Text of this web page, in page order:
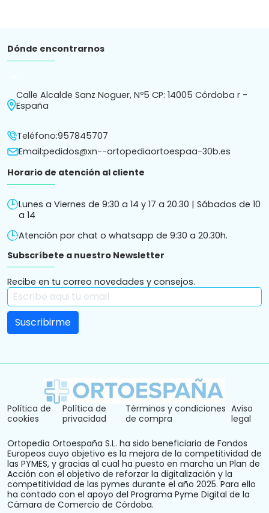
Dónde encontrarnos
Calle Alcalde Sanz Noguer, Nº5 CP: 14005 Córdoba r -
España
Teléfono:957845707
Email:pedidos@xn--ortopediaortoespaa-30b.es
Horario de atención al cliente
Lunes a Viernes de 9:30 a 14 y 17 a 20.30 | Sábados de 10
a 14
Atención por chat o whatsapp de 9:30 a 20.30h.
Subscríbete a nuestro Newsletter
Recibe en tu correo novedades y consejos.
Política de
cookies
Política de
privacidad
Términos y condiciones
de compra
Aviso
legal
Ortopedia Ortoespaña S.L. ha sido beneficiaria de Fondos
Europeos cuyo objetivo es la mejora de la competitividad de
las PYMES, y gracias al cual ha puesto en marcha un Plan de
Acción con el objetivo de reforzar la digitalización y la
competitividad de las pymes durante el año 2025. Para ello
ha contado con el apoyo del Programa Pyme Digital de la
Cámara de Comercio de Córdoba.